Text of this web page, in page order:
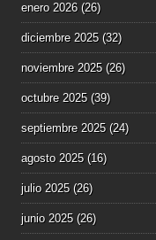
enero 2026(26)
diciembre 2025(32)
noviembre 2025(26)
octubre 2025(39)
septiembre 2025(24)
agosto 2025(16)
julio 2025(26)
junio 2025(26)